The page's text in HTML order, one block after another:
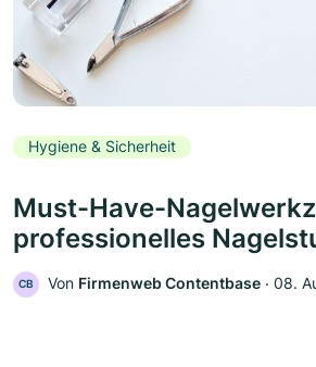
Hygiene & Sicherheit
Must-Have-
professionelles
CB Von Firmenweb Contentbase ‧ 08.